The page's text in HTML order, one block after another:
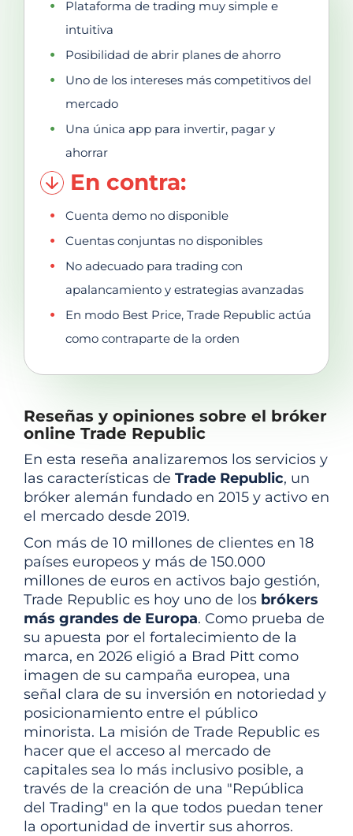
Plataforma de trading muy simple e
intuitiva
Posibilidad de abrir planes de ahorro
Uno de los intereses más competitivos del
mercado
Una única app para invertir, pagar y
ahorrar
En contra:
Cuenta demo no disponible
Cuentas conjuntas no disponibles
No adecuado para trading con
apalancamiento y estrategias avanzadas
En modo Best Price, Trade Republic actúa
como contraparte de la orden
Reseñas y opiniones sobre el bróker
online Trade Republic
En esta reseña analizaremos los servicios y
las características de Trade Republic, un
bróker alemán fundado en 2015 y activo en
el mercado desde 2019.
Con más de 10 millones de clientes en 18
países europeos y más de 150.000
millones de euros en activos bajo gestión,
Trade Republic es hoy uno de los brókers
más grandes de Europa. Como prueba de
su apuesta por el fortalecimiento de la
marca, en 2026 eligió a Brad Pitt como
imagen de su campaña europea, una
señal clara de su inversión en notoriedad y
posicionamiento entre el público
minorista. La misión de Trade Republic es
hacer que el acceso al mercado de
capitales sea lo más inclusivo posible, a
través de la creación de una "República
del Trading" en la que todos puedan tener
la oportunidad de invertir sus ahorros.